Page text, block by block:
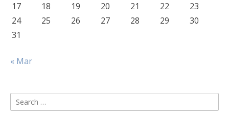
17
18 19 20 21 22
23
24
25 26 27 28 29
30
31
« Mar
Search
for: